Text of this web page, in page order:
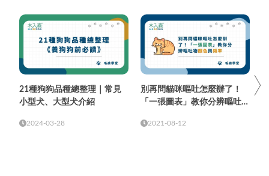
21種狗狗品種總整理｜常見
小型犬、大型犬介紹
2024-03-28
別再問貓咪嘔吐怎麼辦了！
「一張圖表」教你分辨嘔吐物
2021-08-12